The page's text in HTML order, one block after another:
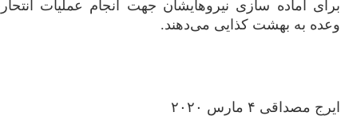
برای آماده سازی نیروهایشان جهت انجام عملیات
وعده به بهشت کذایی می‌دهند.
ایرج مصداقی ۴ مارس ۲۰۲۰